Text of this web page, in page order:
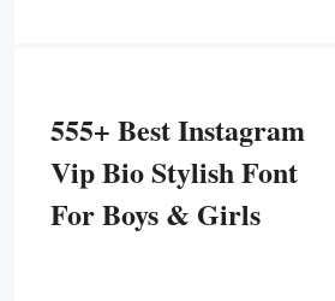
555+ Best Instagram
Vip Bio Stylish Font
For Boys & Girls